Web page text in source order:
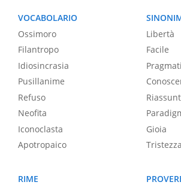
VOCABOLARIO
Ossimoro
Filantropo
Idiosincrasia
Pusillanime
Refuso
Neofita
Iconoclasta
Apotropaico
Libertà
Facile
Gioia
Tristezza
RIME